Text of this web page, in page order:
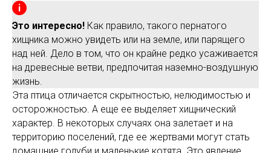
Это интересно! Как правило, такого пернатого
хищника можно увидеть или на земле, или парящего
над ней. Дело в том, что он крайне редко усаживается
на древесные ветви, предпочитая наземно-воздушную
жизнь.
Эта птица отличается скрытностью, нелюдимостью и
осторожностью. А еще ее выделяет хищнический
характер. В некоторых случаях она залетает и на
территорию поселений, где ее жертвами могут стать